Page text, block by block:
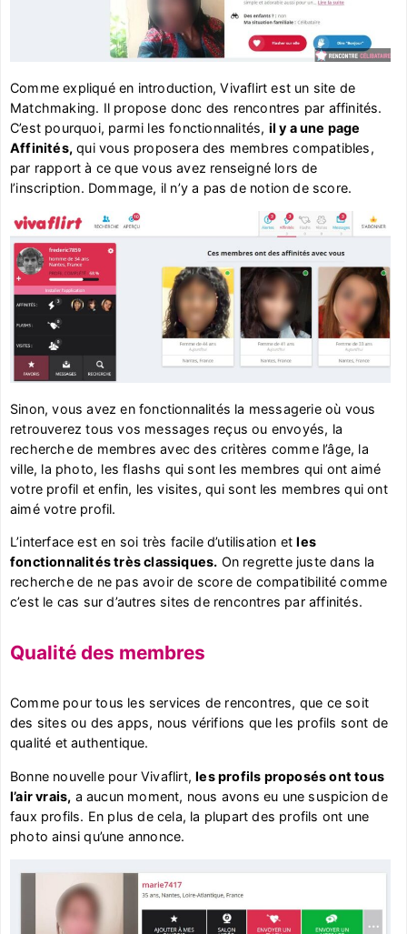
Comme expliqué en introduction, Vivaflirt est un site de
Matchmaking. Il propose donc des rencontres par affinités.
C’est pourquoi, parmi les fonctionnalités, il y a une page
Affinités, qui vous proposera des membres compatibles,
par rapport à ce que vous avez renseigné lors de
l’inscription. Dommage, il n’y a pas de notion de score.
Sinon, vous avez en fonctionnalités la messagerie où vous
retrouverez tous vos messages reçus ou envoyés, la
recherche de membres avec des critères comme l’âge, la
ville, la photo, les flashs qui sont les membres qui ont aimé
votre profil et enfin, les visites, qui sont les membres qui ont
aimé votre profil.
L’interface est en soi très facile d’utilisation etles
fonctionnalités très classiques. On regrette juste dans la
recherche de ne pas avoir de score de compatibilité comme
c’est le cas sur d’autres sites de rencontres par affinités.
Qualité des membres
Comme pour tous les services de rencontres, que ce soit
des sites ou des apps, nous vérifions que les profils sont de
qualité et authentique.
Bonne nouvelle pour Vivaflirt,les profils proposés ont tous
l’air vrais, a aucun moment, nous avons eu une suspicion de
faux profils. En plus de cela, la plupart des profils ont une
photo ainsi qu’une annonce.